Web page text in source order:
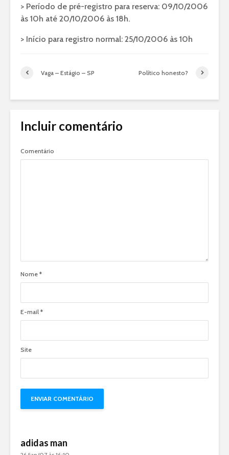
> Período de pré-registro para reserva: 09/10/2006
às 10h até 20/10/2006 às 18h.
> Início para registro normal: 25/10/2006 às 10h
Vaga – Estágio – SP Político honesto?
Incluir comentário
Comentário
Nome *
E-mail *
Site
adidas man